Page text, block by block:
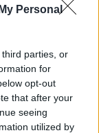
Personal
parties, or
for
opt-out
that after your
seeing
utilized by
της
Alphabet